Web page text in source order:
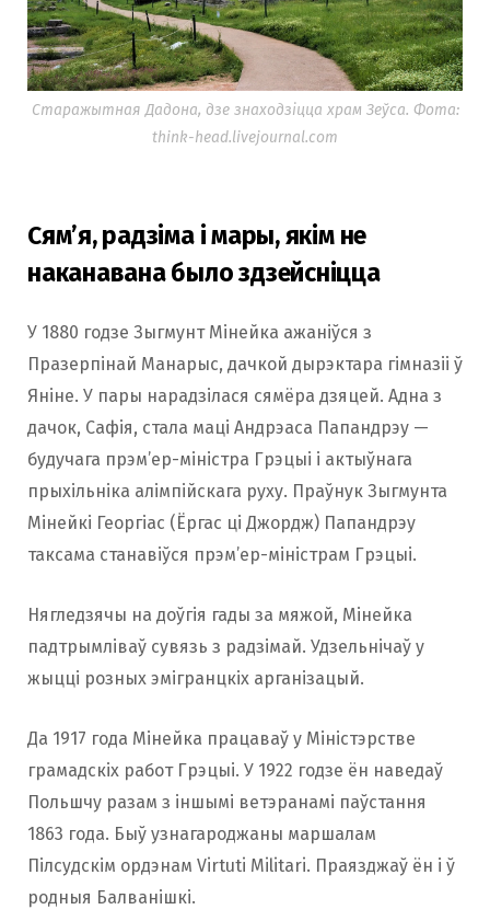
Старажытная Дадона, дзе знаходзіцца храм Зеўса. Фота:
think-head.livejournal.com
Сям’я, радзіма і мары, якім не
наканавана было здзейсніцца
У 1880 годзе Зыгмунт Мінейка ажаніўся з
Празерпінай Манарыс, дачкой дырэктара гімназіі ў
Яніне. У пары нарадзілася сямёра дзяцей. Адна з
дачок, Сафія, стала маці Андрэаса Папандрэу —
будучага прэм’ер-міністра Грэцыі і актыўнага
прыхільніка алімпійскага руху. Праўнук Зыгмунта
Мінейкі Георгіас (Ёргас ці Джордж) Папандрэу
таксама станавіўся прэм’ер-міністрам Грэцыі.
Нягледзячы на доўгія гады за мяжой, Мінейка
падтрымліваў сувязь з радзімай. Удзельнічаў у
жыцці розных эмігранцкіх арганізацый.
Да 1917 года Мінейка працаваў у Міністэрстве
грамадскіх работ Грэцыі. У 1922 годзе ён наведаў
Польшчу разам з іншымі ветэранамі паўстання
1863 года. Быў узнагароджаны маршалам
Пілсудскім ордэнам Virtuti Militari. Праязджаў ён і ў
родныя Балванішкі.